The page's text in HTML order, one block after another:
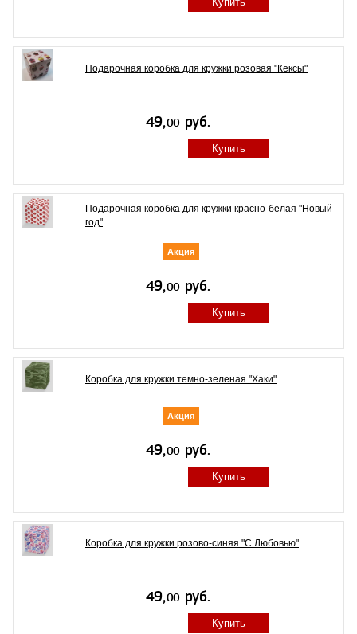
Подарочная коробка для кружки розовая "Кексы"
Купить
Подарочная коробка для кружки красно-белая "Новый
год"
Акция
Купить
Коробка для кружки темно-зеленая "Хаки"
Акция
Купить
Коробка для кружки розово-синяя "С Любовью"
Купить